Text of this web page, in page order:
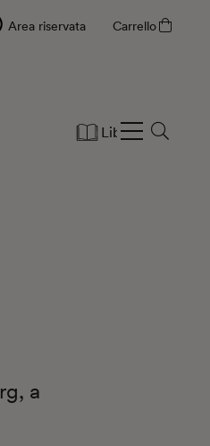
Area riservata Carrello
Libri
a